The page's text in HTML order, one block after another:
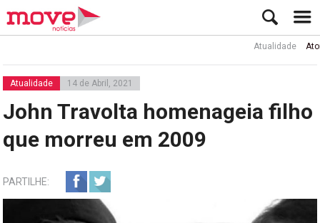
Atualidade Ator Rui
Atualidade 14 de Abril, 2021
John Travolta homenageia filho
que morreu em 2009
PARTILHE: